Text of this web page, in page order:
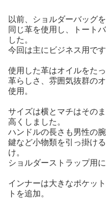
以前、ショルダーバッグ
同じ革を使用し、トート
した。
今回は主にビジネス用です
使用した革はオイルをた
革らしさ、雰囲気抜群の
使用。
サイズは横とマチはその
高くしました。
ハンドルの長さも男性の
鍵など小物類を引っ掛け
け。
ショルダーストラップ用に
インナーは大きなポケッ
トを追加。